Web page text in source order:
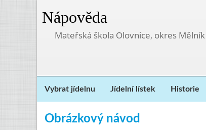
Nápověda
Mateřská škola Olovnice, okres Mělník
Vybrat jídelnu Jídelní lístek Historie
Obrázkový návod